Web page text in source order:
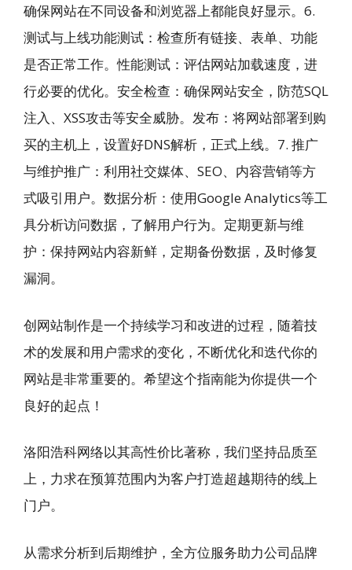
确保网站在不同设备和浏览器上都能良好显示。6.
测试与上线功能测试：检查所有链接、表单、功能
是否正常工作。性能测试：评估网站加载速度，进
行必要的优化。安全检查：确保网站安全，防范SQL
注入、XSS攻击等安全威胁。发布：将网站部署到购
买的主机上，设置好DNS解析，正式上线。7. 推广
与维护推广：利用社交媒体、SEO、内容营销等方
式吸引用户。数据分析：使用Google Analytics等工
具分析访问数据，了解用户行为。定期更新与维
护：保持网站内容新鲜，定期备份数据，及时修复
漏洞。
创网站制作是一个持续学习和改进的过程，随着技
术的发展和用户需求的变化，不断优化和迭代你的
网站是非常重要的。希望这个指南能为你提供一个
良好的起点！
洛阳浩科网络以其高性价比著称，我们坚持品质至
上，力求在预算范围内为客户打造超越期待的线上
门户。
从需求分析到后期维护，全方位服务助力公司品牌